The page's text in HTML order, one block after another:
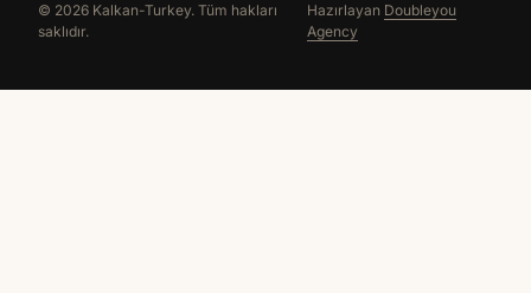
© 2026 Kalkan-Turkey. Tüm hakları
saklıdır.
Hazırlayan Doubleyou
Agency